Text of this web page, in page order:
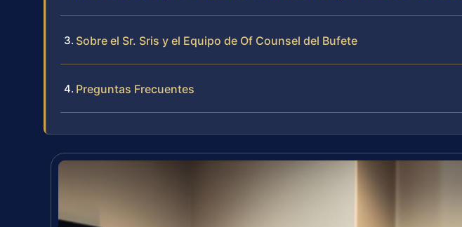
Sobre el Sr. Sris y el Equipo de Of Counsel del Bufete
Preguntas Frecuentes